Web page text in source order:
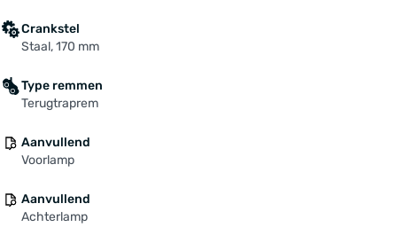
Crankstel
Staal, 170 mm
Type remmen
Terugtraprem
Aanvullend
Voorlamp
Aanvullend
Achterlamp